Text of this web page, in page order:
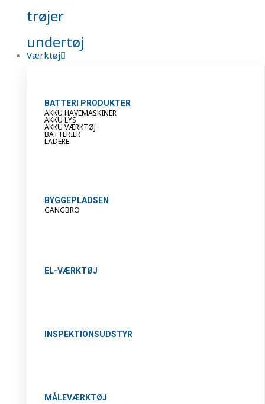
trøjer
undertøj
Værktøj
BATTERI PRODUKTER
AKKU HAVEMASKINER
AKKU LYS
AKKU VÆRKTØJ
BATTERIER
LADERE
BYGGEPLADSEN
GANGBRO
EL-VÆRKTØJ
INSPEKTIONSUDSTYR
MÅLEVÆRKTØJ